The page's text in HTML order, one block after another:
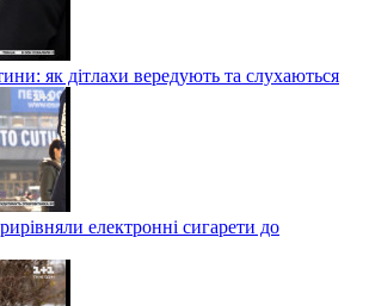
як дітлахи вередують та слухаються
електронні сигарети до